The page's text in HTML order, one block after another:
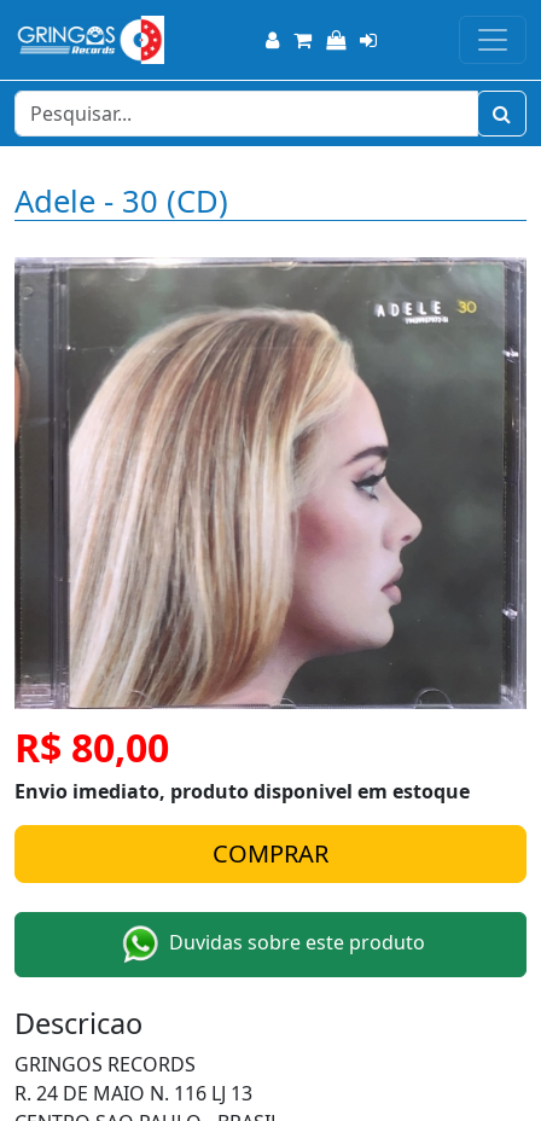
Adele - 30 (CD)
R$ 80,00
Envio imediato, produto disponivel em estoque
Duvidas sobre este produto
Descricao
GRINGOS RECORDS
R. 24 DE MAIO N. 116 LJ 13